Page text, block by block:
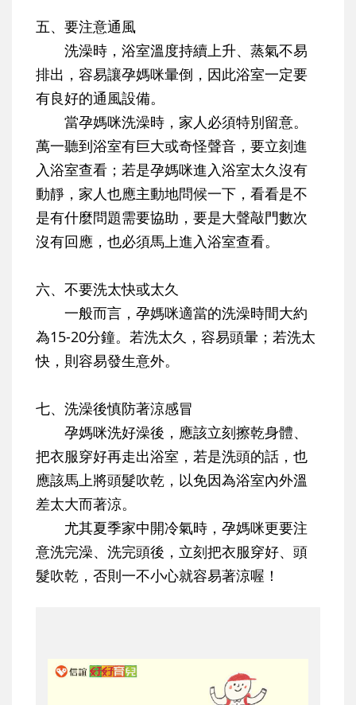
五、要注意通風
洗澡時，浴室溫度持續上升、蒸氣不易
排出，容易讓孕媽咪暈倒，因此浴室一定要
有良好的通風設備。
當孕媽咪洗澡時，家人必須特別留意。
萬一聽到浴室有巨大或奇怪聲音，要立刻進
入浴室查看；若是孕媽咪進入浴室太久沒有
動靜，家人也應主動地問候一下，看看是不
是有什麼問題需要協助，要是大聲敲門數次
沒有回應，也必須馬上進入浴室查看。
六、不要洗太快或太久
一般而言，孕媽咪適當的洗澡時間大約
為15-20分鐘。若洗太久，容易頭暈；若洗太
快，則容易發生意外。
七、洗澡後慎防著涼感冒
孕媽咪洗好澡後，應該立刻擦乾身體、
把衣服穿好再走出浴室，若是洗頭的話，也
應該馬上將頭髮吹乾，以免因為浴室內外溫
差太大而著涼。
尤其夏季家中開冷氣時，孕媽咪更要注
意洗完澡、洗完頭後，立刻把衣服穿好、頭
髮吹乾，否則一不小心就容易著涼喔！